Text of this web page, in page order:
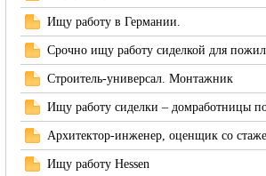
MEINLAND.
Ищу работу в Германии.
Срочно ищу работу сиделкой для
Строитель-универсал. Монтажник
Ищу работу сиделки – домработницы
Архитектор-инженер, оценщик со
Ищу работу Hessen